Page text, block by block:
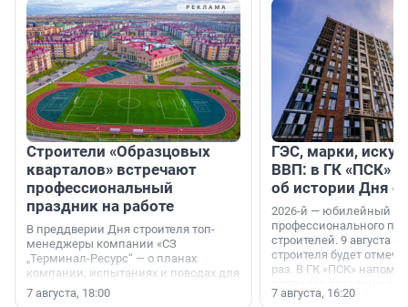
Строители «Образцовых
кварталов» встречают
профессиональный
праздник на работе
В преддверии Дня строителя топ-
менеджеры компании «СЗ
„Терминал-Ресурс“ — о планах
компании, испытаниях и поводах для
осторожного оптимизма.
7 августа, 18:00
ГЭС, марки,
ВВП: в ГК «ПСК»
об истории Дня
2026-й — юбилейный
профессионального
строителей. 9 августа
строителя будет
раз. В ГК «ПСК»
поменялась роль
7 августа, 16:20